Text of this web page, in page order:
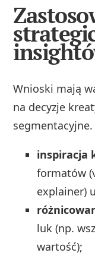
Wnioski mają
na decyzje
segmentacyjne.
inspiracja
formatów
explainer)
luk (np.
wartość);